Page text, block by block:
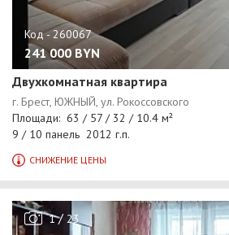
241 000 BYN
Двухкомнатная квартира
1/ 23